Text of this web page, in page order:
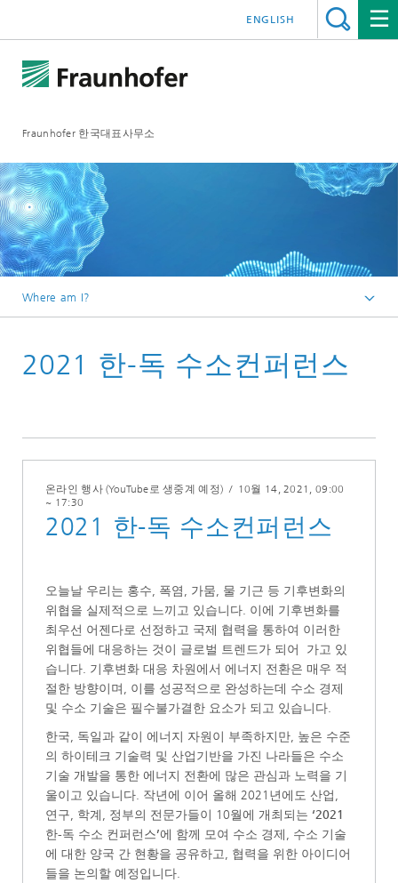
Fraunhofer 한국대표사무소
ENGLISH
Where am I?
Events
2021 한-독 수소컨퍼런스
온라인 행사 (YouTube로 생중계 예정) / 10월 14, 2021 , 09:00
~ 17:30
2021 한-독 수소컨퍼런스
오늘날 우리는 홍수, 폭염, 가뭄, 물 기근 등 기후변화의
위협을 실제적으로 느끼고 있습니다. 이에 기후변화를
최우선 어젠다로 선정하고 국제 협력을 통하여 이러한
위협들에 대응하는 것이 글로벌 트렌드가 되어 가고 있
습니다. 기후변화 대응 차원에서 에너지 전환은 매우 적
절한 방향이며, 이를 성공적으로 완성하는데 수소 경제
및 수소 기술은 필수불가결한 요소가 되고 있습니다.
한국, 독일과 같이 에너지 자원이 부족하지만, 높은 수준
의 하이테크 기술력 및 산업기반을 가진 나라들은 수소
기술 개발을 통한 에너지 전환에 많은 관심과 노력을 기
울이고 있습니다. 작년에 이어 올해 2021년에도 산업,
연구, 학계, 정부의 전문가들이 10월에 개최되는 ‘2021
한-독 수소 컨퍼런스’에 함께 모여 수소 경제, 수소 기술
에 대한 양국 간 현황을 공유하고, 협력을 위한 아이디어
들을 논의할 예정입니다.